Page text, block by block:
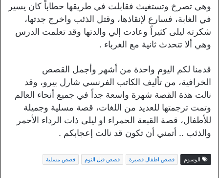
وهي تصرخ وتستغيث فقابلت في طريقها حطاباً كان يسير
في الغابة، فسارع لإنقاذها، وقتل الذئب واخرج جدتها،
شكرته ليلى كثيراً وعادت إلي والدتها وقد تعلمت الدرس
وهي ألا تتحدث ثانية مع الغرباء .
قدمنا لكم اليوم واحدة من أشهر وأجمل القصص
الخرافية، من تأليف الكاتب الفرنسي شارل بيرو، وقد
نالت هذة القصة شهرة واسعة جداً في جميع أنحاء العالم
وتمت ترجمتها للعديد من اللغات، قصة مسلية وجميلة
للأطفال، قصة القبعة الحمراء او ليلى ذات الرداء الأحمر
والذئب .. أتمني أن تكون قد نالت إعجابكم .
الوسوم قصص اطفال قصيرة قصص قبل النوم قصص مسلية